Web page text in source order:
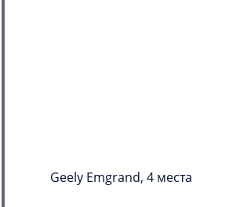
Geely Emgrand, 4 места